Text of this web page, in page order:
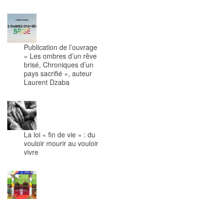
Publication de l’ouvrage
« Les ombres d’un rêve
brisé, Chroniques d’un
pays sacrifié », auteur
Laurent Dzaba
La loi « fin de vie » : du
vouloir mourir au vouloir
vivre